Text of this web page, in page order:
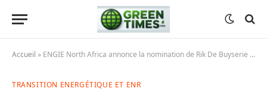
Accueil » ENGIE North Africa annonce la nomination de Rik De Buyserie au poste de Directeur Général
TRANSITION ENERGÉTIQUE ET ENR